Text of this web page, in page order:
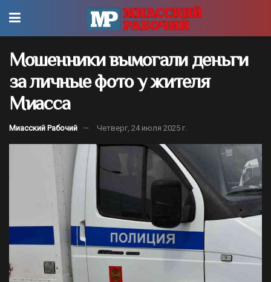
Мошенники вымогали деньги
за личные фото у жителя
Миасса
Миасский Рабочий Четверг, 24 июля 2025 г.